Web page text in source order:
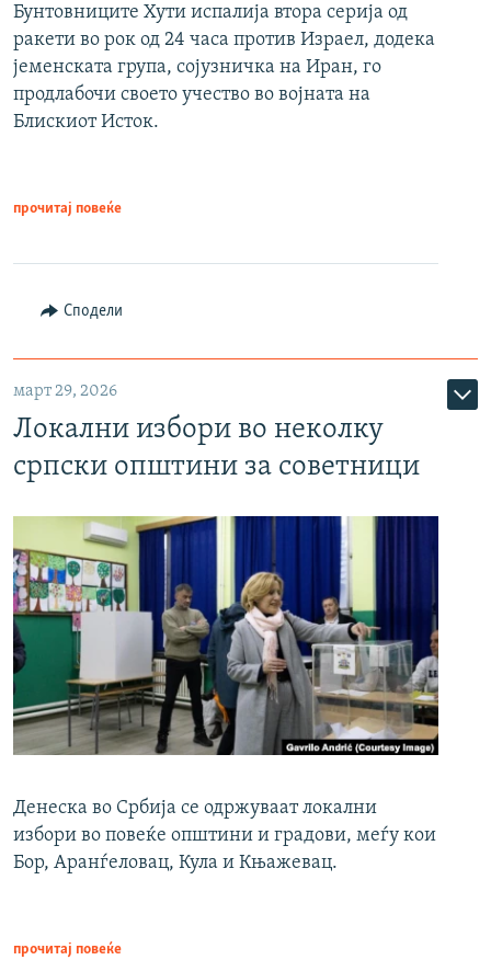
Бунтовниците Хути испалија втора серија од
ракети во рок од 24 часа против Израел, додека
јеменската група, сојузничка на Иран, го
продлабочи своето учество во војната на
Блискиот Исток.
прочитај повеќе
Сподели
март 29, 2026
Локални избори во неколку
српски општини за советници
Денеска во Србија се одржуваат локални
избори во повеќе општини и градови, меѓу кои
Бор, Аранѓеловац, Кула и Књажевац.
прочитај повеќе